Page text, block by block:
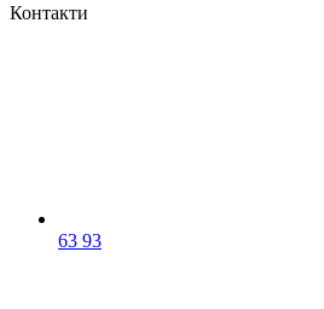
Контакти
63 93